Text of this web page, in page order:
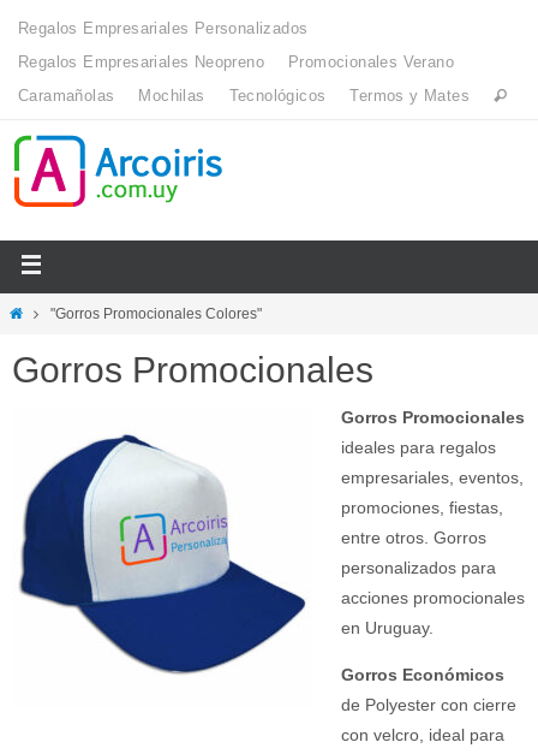
Regalos Empresariales Personalizados
Regalos Empresariales Neopreno
Promocionales Verano
Caramañolas
Mochilas Tecnológicos Termos y Mates
"Gorros Promocionales Colores"
Gorros Promocionales
Gorros Promocionales
ideales para regalos
empresariales, eventos,
promociones, fiestas,
entre otros. Gorros
personalizados para
acciones promocionales
en Uruguay.
Gorros Económicos
de Polyester con cierre
con velcro, ideal para